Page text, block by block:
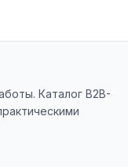
Каталог B2B-